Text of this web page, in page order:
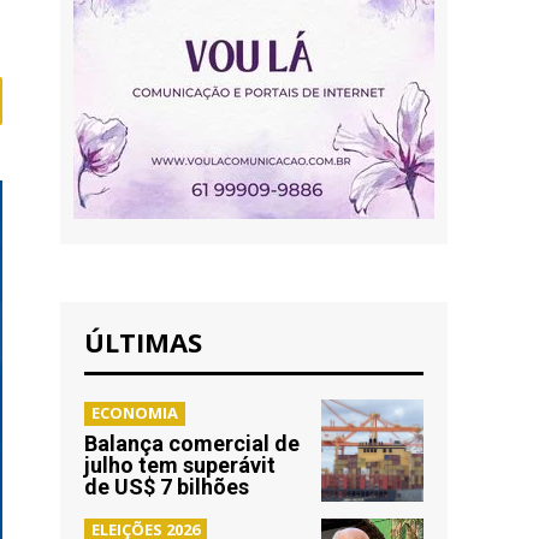
ÚLTIMAS
ECONOMIA
Balança comercial de
julho tem superávit
de US$ 7 bilhões
ELEIÇÕES 2026